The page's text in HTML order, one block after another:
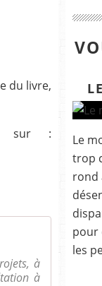
du livre,
sur :
à
à
Le
trop
rond
pour
les